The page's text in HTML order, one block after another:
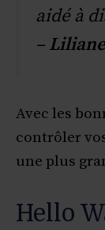
aidé à
–
Avec les
contrôler
une plus
Hello